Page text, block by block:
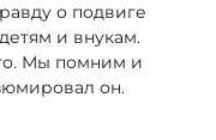
о подвиге
и внукам.
Мы помним и
он.